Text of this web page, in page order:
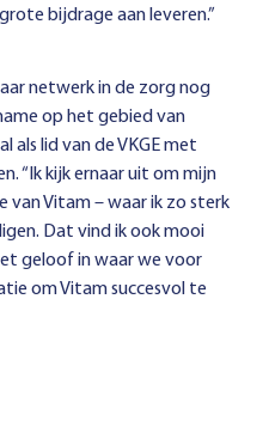
bijdrage aan leveren.”
netwerk in de zorg nog
op het gebied van
als lid van de VKGE met
“Ik kijk ernaar uit om mijn
van Vitam – waar ik zo sterk
Dat vind ik ook mooi
geloof in waar we voor
om Vitam succesvol te